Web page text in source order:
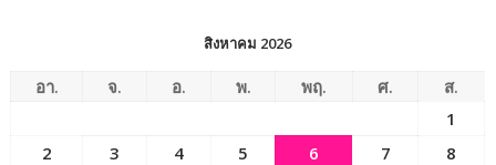
หัวใจ
ผู้
สิงหาคม 2026
อา. จ. อ. พ. พฤ. ศ.
ส.
1
2
3 4 5 6 7
8